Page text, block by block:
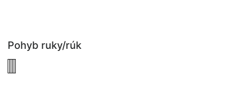
Pohyb ruky/rúk